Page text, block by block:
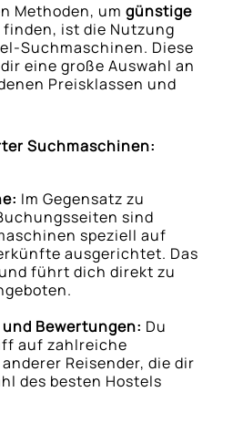
Methoden, umgünstige
ist die Nutzung
Suchmaschinen. Diese
eine große Auswahl an
Preisklassen und
Suchmaschinen:
Im Gegensatz zu
sind
speziell auf
ausgerichtet. Das
führt dich direkt zu
Bewertungen: Du
auf zahlreiche
Reisender, die dir
des besten Hostels